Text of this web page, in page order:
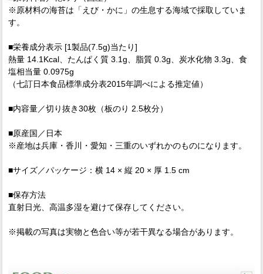
※原材料の海苔は「えび・かに」の生息する海域で採取していま
す。
■栄養成分表示 [1製品(7.5g)当たり]
熱量 14.1Kcal、たんぱく質 3.1g、脂質 0.3g、炭水化物 3.3g、食
塩相当量 0.0975g
（七訂日本食品標準成分表2015年調べによる推定値）
■内容量／切り抜き30枚（板のり 2.5枚分）
■原産国／日本
※産地は兵庫・香川・愛知・三重のいずれかのものになります。
■サイズ／パッケージ：横 14 × 縦 20 × 厚 1.5 cm
■保存方法
直射日光、高温多湿を避けて保存してください。
※掲載の写真は実物と色合い等が若干異なる場合があります。